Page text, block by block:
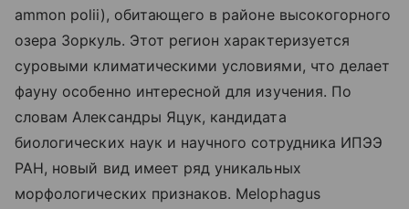
ammon polii), обитающего в районе высокогорного
озера Зоркуль. Этот регион характеризуется
суровыми климатическими условиями, что делает
фауну особенно интересной для изучения. По
словам Александры Яцук, кандидата
биологических наук и научного сотрудника ИПЭЭ
РАН, новый вид имеет ряд уникальных
морфологических признаков. Melophagus